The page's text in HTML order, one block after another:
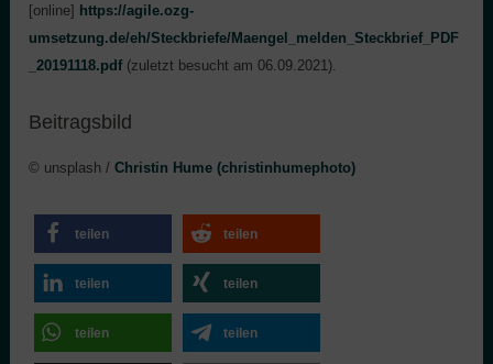
[online] https://agile.ozg-
umsetzung.de/eh/Steckbriefe/Maengel_melden_Steckbrief_PDF
_20191118.pdf(zuletzt besucht am 06.09.2021).
Beitragsbild
© unsplash /Christin Hume (christinhumephoto)
teilen teilen
teilen teilen
teilen teilen